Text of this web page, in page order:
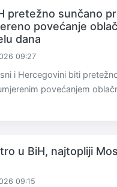
pretežno sunčano
povećanje
dana
09:27
i Hercegovini biti
povećanjem
u BiH, najtopliji
09:15